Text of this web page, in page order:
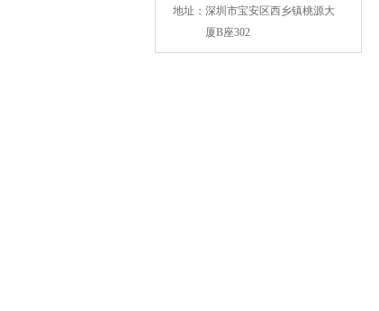
地址： 深圳市宝安区西乡镇桃源大
厦B座302